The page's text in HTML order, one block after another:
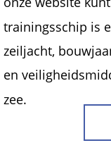
trainingsschip is
zeiljacht,
en
zee.